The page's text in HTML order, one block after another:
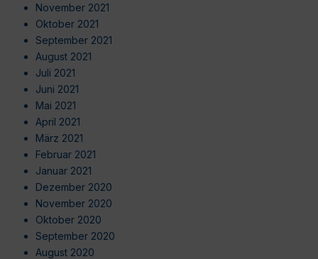
November 2021
Oktober 2021
September 2021
August 2021
Juli 2021
Juni 2021
Mai 2021
April 2021
März 2021
Februar 2021
Januar 2021
Dezember 2020
November 2020
Oktober 2020
September 2020
August 2020